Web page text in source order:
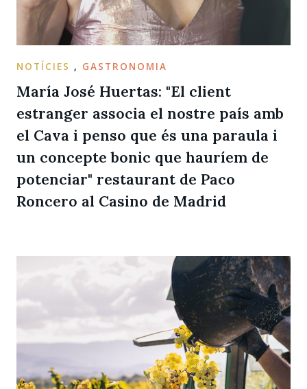
NOTÍCIES , GASTRONOMIA
María José Huertas: "El client
estranger associa el nostre país amb
el Cava i penso que és una paraula i
un concepte bonic que hauríem de
potenciar" restaurant de Paco
Roncero al Casino de Madrid